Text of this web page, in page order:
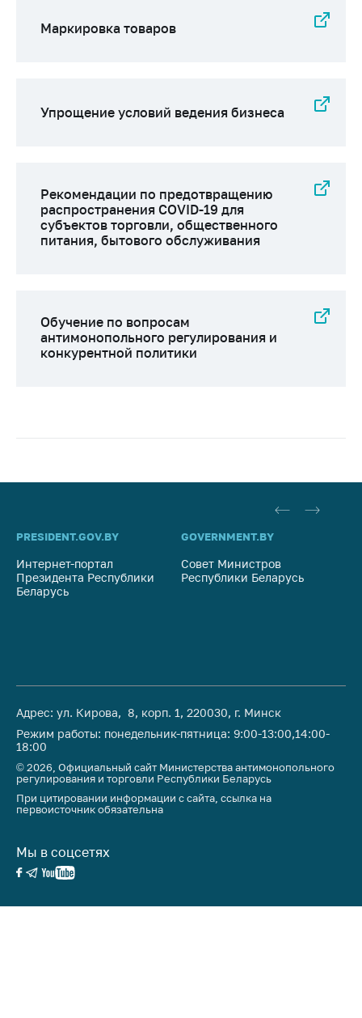
Маркировка товаров
Упрощение условий ведения бизнеса
Рекомендации по предотвращению
распространения COVID-19 для
субъектов торговли, общественного
питания, бытового обслуживания
Обучение по вопросам
антимонопольного регулирования и
конкурентной политики
PRESIDENT.GOV.BY
Интернет-портал
Президента Республики
Беларусь
GOVERNMENT.BY
Совет Министров
Республики Беларусь
Адрес: ул. Кирова, 8, корп. 1, 220030, г. Минск
Режим работы: понедельник-пятница: 9:00-13:00,14:00-
18:00
© 2026, Официальный сайт Министерства антимонопольного
регулирования и торговли Республики Беларусь
При цитировании информации с сайта, ссылка на
первоисточник обязательна
Мы в соцсетях